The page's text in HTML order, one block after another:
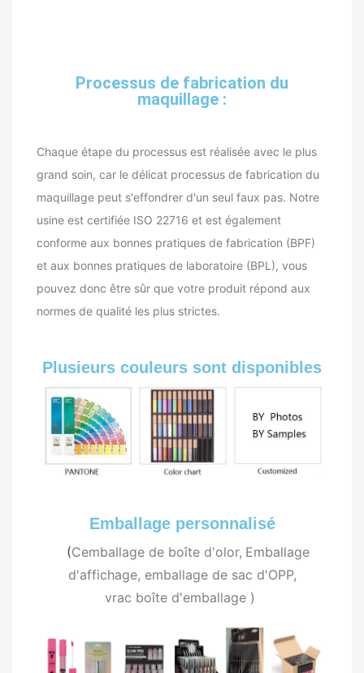
Processus de fabrication du
maquillage :
Chaque étape du processus est réalisée avec le plus
grand soin, car le délicat processus de fabrication du
maquillage peut s'effondrer d'un seul faux pas. Notre
usine est certifiée ISO 22716 et est également
conforme aux bonnes pratiques de fabrication (BPF)
et aux bonnes pratiques de laboratoire (BPL), vous
pouvez donc être sûr que votre produit répond aux
normes de qualité les plus strictes.
Plusieurs couleurs sont disponibles
Emballage personnalisé
(Cemballage de boîte d'olor, Emballage
d'affichage, emballage de sac d'OPP,
vrac boîte d'emballage )